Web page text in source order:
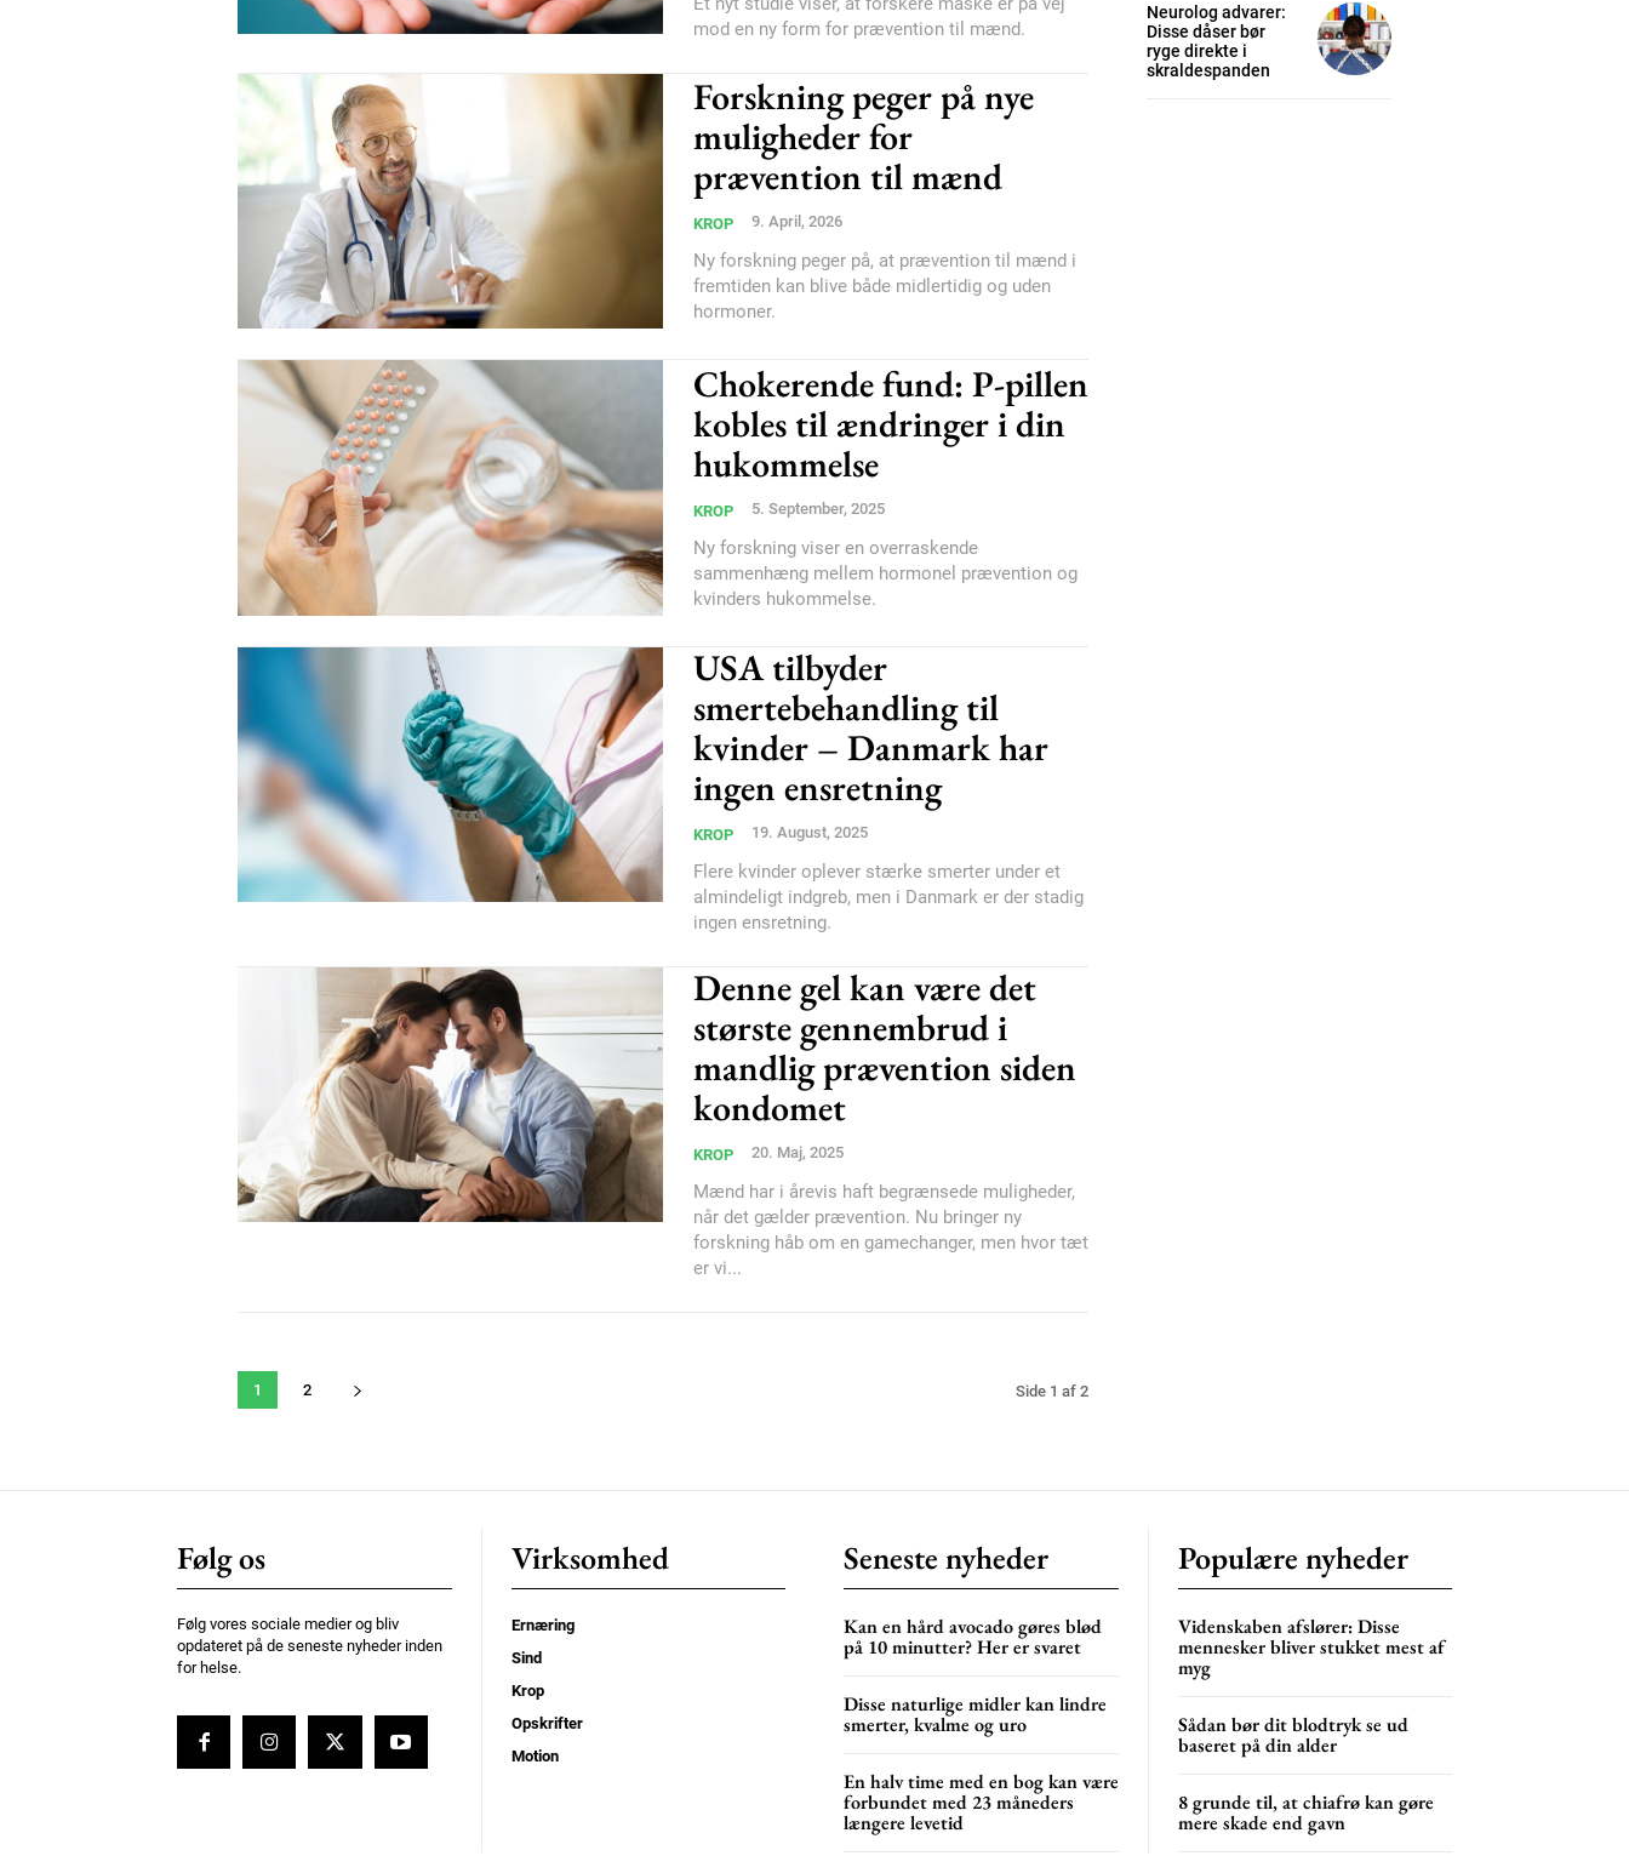
Subscription Plans
Free limited access
Gratis
Etiam est nibh, lobortis sit
Praesent euismod ac
Ut mollis pellentesque tortor
Nullam eu erat condimentum
Donec quis est ac felis
Orci varius natoque dolor
100DKK
Praesent euismod ac
Ut mollis pellentesque tortor
Donec quis est ac felis
mod en ny form for prævention til mænd.
Forskning peger på nye
muligheder for
prævention til mænd
KROP 9. April, 2026
Ny forskning peger på, at prævention til mænd i
fremtiden kan blive både midlertidig og uden
hormoner.
Chokerende fund: P-pillen
kobles til ændringer i din
hukommelse
KROP 5. September, 2025
Ny forskning viser en overraskende
sammenhæng mellem hormonel prævention og
kvinders hukommelse.
USA tilbyder
smertebehandling til
kvinder – Danmark har
ingen ensretning
KROP 19. August, 2025
Flere kvinder oplever stærke smerter under et
almindeligt indgreb, men i Danmark er der stadig
ingen ensretning.
Denne gel kan være det
største gennembrud i
mandlig prævention siden
kondomet
KROP 20. Maj, 2025
Mænd har i årevis haft begrænsede muligheder,
når det gælder prævention. Nu bringer ny
forskning håb om en gamechanger, men hvor tæt
er vi...
1 2 Side 1 af 2
Neurolog advarer:
Disse dåser bør
ryge direkte i
skraldespanden
Følg os
Følg vores sociale medier og bliv
opdateret på de seneste nyheder inden
for helse.
Virksomhed
Ernæring
Sind
Krop
Opskrifter
Motion
Seneste nyheder
Kan en hård avocado gøres blød
på 10 minutter? Her er svaret
Disse naturlige midler kan lindre
smerter, kvalme og uro
En halv time med en bog kan være
forbundet med 23 måneders
længere levetid
Populære nyheder
Videnskaben afslører: Disse
mennesker bliver stukket mest af
myg
Sådan bør dit blodtryk se ud
baseret på din alder
8 grunde til, at chiafrø kan gøre
mere skade end gavn